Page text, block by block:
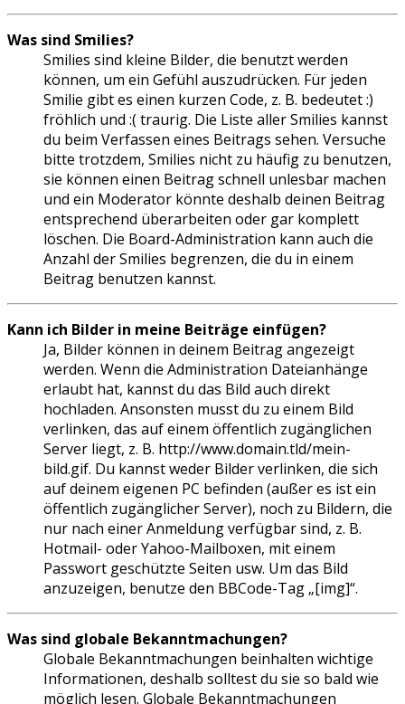
Was sind Smilies?
Smilies sind kleine Bilder, die benutzt werden
können, um ein Gefühl auszudrücken. Für jeden
Smilie gibt es einen kurzen Code, z. B. bedeutet :)
fröhlich und :( traurig. Die Liste aller Smilies kannst
du beim Verfassen eines Beitrags sehen. Versuche
bitte trotzdem, Smilies nicht zu häufig zu benutzen,
sie können einen Beitrag schnell unlesbar machen
und ein Moderator könnte deshalb deinen Beitrag
entsprechend überarbeiten oder gar komplett
löschen. Die Board-Administration kann auch die
Anzahl der Smilies begrenzen, die du in einem
Beitrag benutzen kannst.
Kann ich Bilder in meine Beiträge einfügen?
Ja, Bilder können in deinem Beitrag angezeigt
werden. Wenn die Administration Dateianhänge
erlaubt hat, kannst du das Bild auch direkt
hochladen. Ansonsten musst du zu einem Bild
verlinken, das auf einem öffentlich zugänglichen
Server liegt, z. B. http://www.domain.tld/mein-
bild.gif. Du kannst weder Bilder verlinken, die sich
auf deinem eigenen PC befinden (außer es ist ein
öffentlich zugänglicher Server), noch zu Bildern, die
nur nach einer Anmeldung verfügbar sind, z. B.
Hotmail- oder Yahoo-Mailboxen, mit einem
Passwort geschützte Seiten usw. Um das Bild
anzuzeigen, benutze den BBCode-Tag „[img]“.
Was sind globale Bekanntmachungen?
Globale Bekanntmachungen beinhalten wichtige
Informationen, deshalb solltest du sie so bald wie
möglich lesen. Globale Bekanntmachungen